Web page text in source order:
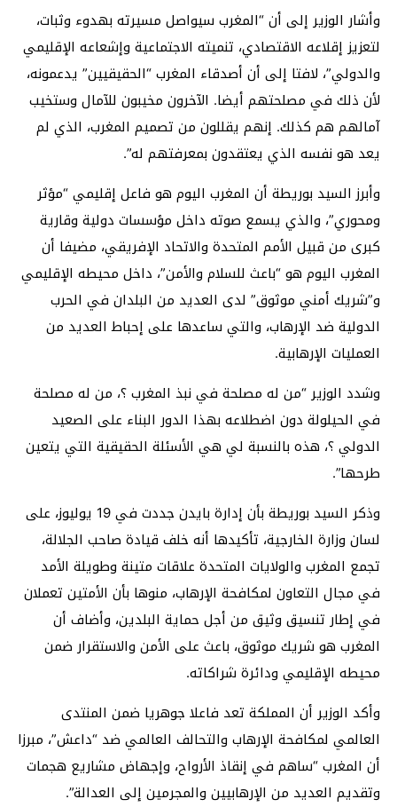
وأشار الوزير إلى أن “المغرب سيواصل مسيرته بهدوء وثبات،
لتعزيز إقلاعه الاقتصادي، تنميته الاجتماعية وإشعاعه الإقليمي
والدولي”، لافتا إلى أن أصدقاء المغرب “الحقيقيين” يدعمونه،
لأن ذلك في مصلحتهم أيضا. الآخرون مخيبون للآمال وستخيب
آمالهم هم كذلك. إنهم يقللون من تصميم المغرب، الذي لم
يعد هو نفسه الذي يعتقدون بمعرفتهم له”.
وأبرز السيد بوريطة أن المغرب اليوم هو فاعل إقليمي “مؤثر
ومحوري”، والذي يسمع صوته داخل مؤسسات دولية وقارية
كبرى من قبيل الأمم المتحدة والاتحاد الإفريقي، مضيفا أن
المغرب اليوم هو “باعث للسلام والأمن”، داخل محيطه الإقليمي
و”شريك أمني موثوق” لدى العديد من البلدان في الحرب
الدولية ضد الإرهاب، والتي ساعدها على إحباط العديد من
العمليات الإرهابية.
وشدد الوزير “من له مصلحة في نبذ المغرب ؟، من له مصلحة
في الحيلولة دون اضطلاعه بهذا الدور البناء على الصعيد
الدولي ؟، هذه بالنسبة لي هي الأسئلة الحقيقية التي يتعين
طرحها”.
وذكر السيد بوريطة بأن إدارة بايدن جددت في 19 يوليوز، على
لسان وزارة الخارجية، تأكيدها أنه خلف قيادة صاحب الجلالة،
تجمع المغرب والولايات المتحدة علاقات متينة وطويلة الأمد
في مجال التعاون لمكافحة الإرهاب، منوها بأن الأمتين تعملان
في إطار تنسيق وثيق من أجل حماية البلدين، وأضاف أن
المغرب هو شريك موثوق، باعث على الأمن والاستقرار ضمن
محيطه الإقليمي ودائرة شراكاته.
وأكد الوزير أن المملكة تعد فاعلا جوهريا ضمن المنتدى
العالمي لمكافحة الإرهاب والتحالف العالمي ضد “داعش”، مبرزا
أن المغرب “ساهم في إنقاذ الأرواح، وإجهاض مشاريع هجمات
وتقديم العديد من الإرهابيين والمجرمين إلى العدالة”.